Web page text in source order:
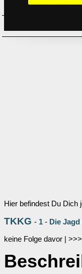
Hier befindest Du Dich
TKKG - 1 - Die
keine Folge davor | >>>